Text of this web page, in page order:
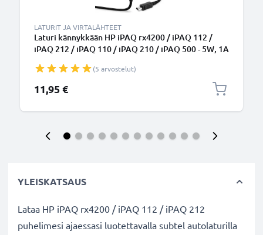
LATURIT JA VIRTALÄHTEET
Laturi kännykkään HP iPAQ rx4200 / iPAQ 112 /
iPAQ 212 / iPAQ 110 / iPAQ 210 / iPAQ 500 - 5W, 1A
(5 arvostelut)
11,95 €
YLEISKATSAUS
Lataa HP iPAQ rx4200 / iPAQ 112 / iPAQ 212
puhelimesi ajaessasi luotettavalla subtel autolaturilla